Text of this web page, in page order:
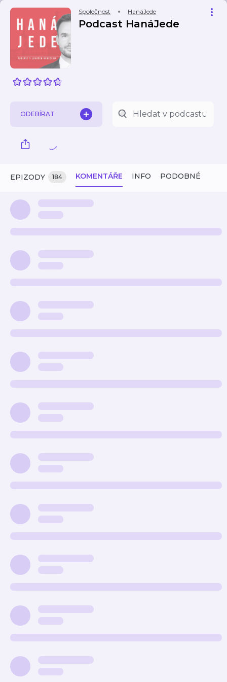
Společnost HanáJede
Podcast HanáJede
ODEBÍRAT
EPIZODY 184 KOMENTÁŘE INFO PODOBNÉ